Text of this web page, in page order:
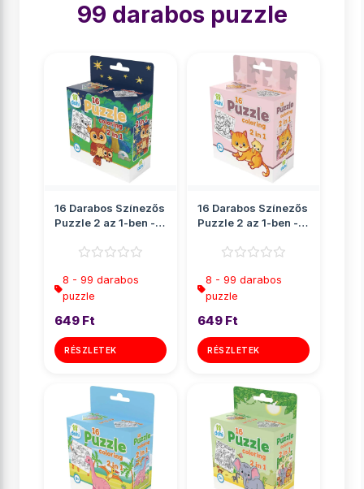
99 darabos puzzle
16 Darabos Színezős
Puzzle 2 az 1-ben -
8 - 99 darabos
puzzle
649 Ft
RÉSZLETEK
16 Darabos Színezős
Puzzle 2 az 1-ben -
8 - 99 darabos
puzzle
649 Ft
RÉSZLETEK